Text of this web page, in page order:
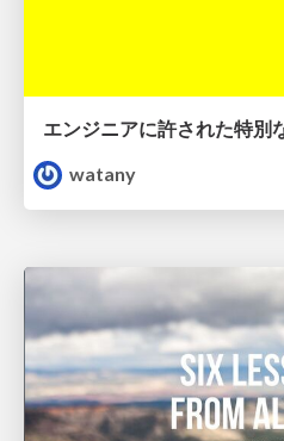
エンジニアに許された特別
watany